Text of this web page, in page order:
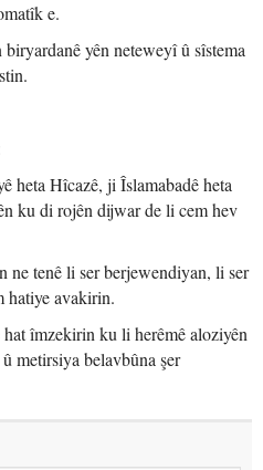
e.
yên neteweyî û sîstema
heta Hîcazê, ji Îslamabadê heta
ku di rojên dijwar de li cem hev
ne tenê li ser berjewendiyan, li ser
hatiye avakirin.
îmzekirin ku li herêmê aloziyên
metirsiya belavbûna şer